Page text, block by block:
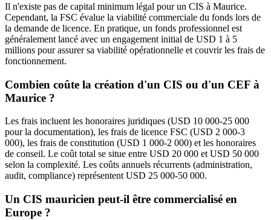
Il n'existe pas de capital minimum légal pour un CIS à Maurice.
Cependant, la FSC évalue la viabilité commerciale du fonds lors de
la demande de licence. En pratique, un fonds professionnel est
généralement lancé avec un engagement initial de USD 1 à 5
millions pour assurer sa viabilité opérationnelle et couvrir les frais de
fonctionnement.
Combien coûte la création d'un CIS ou d'un CEF à
Maurice ?
Les frais incluent les honoraires juridiques (USD 10 000-25 000
pour la documentation), les frais de licence FSC (USD 2 000-3
000), les frais de constitution (USD 1 000-2 000) et les honoraires
de conseil. Le coût total se situe entre USD 20 000 et USD 50 000
selon la complexité. Les coûts annuels récurrents (administration,
audit, compliance) représentent USD 25 000-50 000.
Un CIS mauricien peut-il être commercialisé en
Europe ?